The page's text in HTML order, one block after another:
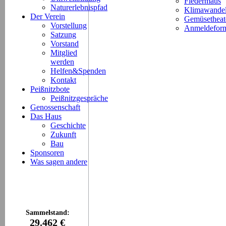
Naturerlebnispfad
Der Verein
Vorstellung
Satzung
Vorstand
Mitglied
werden
Helfen&Spenden
Kontakt
Peißnitzbote
Peißnitzgespräche
Genossenschaft
Das Haus
Geschichte
Zukunft
Bau
Sponsoren
Was sagen andere